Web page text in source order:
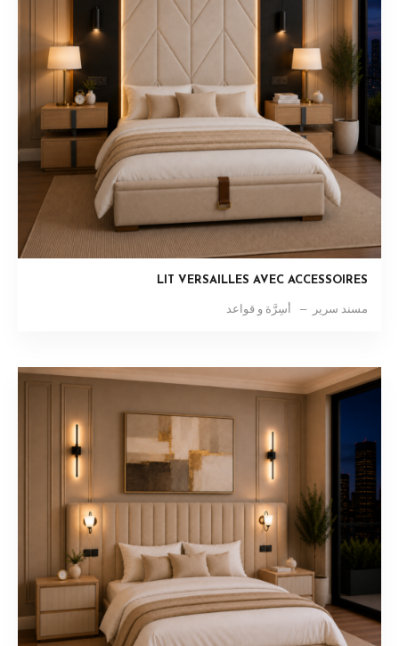
LIT VERSAILLES AVEC ACCESSOIRES
أسِرَّة و قواعد مسند سرير